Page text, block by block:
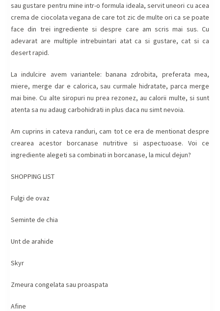
sau gustare pentru mine intr-o formula ideala, servit uneori cu acea
crema de ciocolata vegana de care tot zic de multe ori ca se poate
face din trei ingrediente si despre care am scris mai sus. Cu
adevarat are multiple intrebuintari atat ca si gustare, cat si ca
desert rapid.
La indulcire avem variantele: banana zdrobita, preferata mea,
miere, merge dar e calorica, sau curmale hidratate, parca merge
mai bine. Cu alte siropuri nu prea rezonez, au calorii multe, si sunt
atenta sa nu adaug carbohidrati in plus daca nu simt nevoia.
Am cuprins in cateva randuri, cam tot ce era de mentionat despre
crearea acestor borcanase nutritive si aspectuoase. Voi ce
ingrediente alegeti sa combinati in borcanase, la micul dejun?
SHOPPING LIST
Fulgi de ovaz
Seminte de chia
Unt de arahide
Skyr
Zmeura congelata sau proaspata
Afine